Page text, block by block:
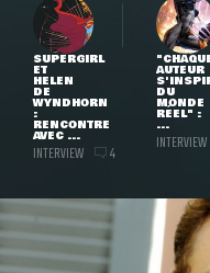
SUPERGIRL
ET
HELEN
DE
WYNDHORN
:
RENCONTRE
AVEC ...
INTERVIEW 4
AUTEUR
DU
MONDE
RÉEL" :
...
INTERVIEW